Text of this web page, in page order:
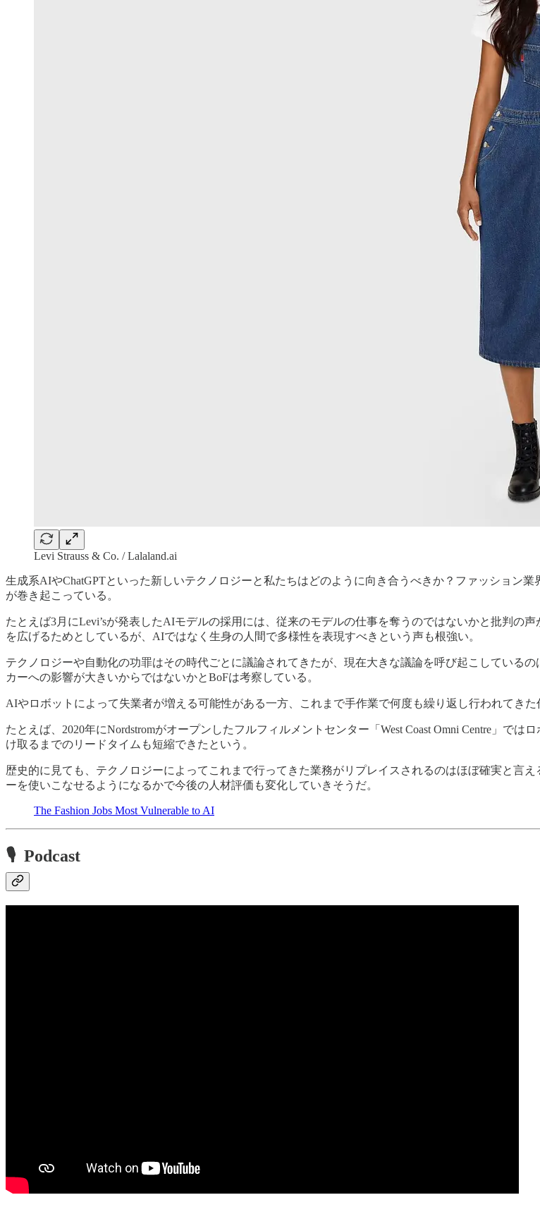
Levi Strauss & Co. / Lalaland.ai
生成系AIやChatGPTといった新しいテクノロジーと私たちはどのように向き合うべきか？ファッション
が巻き起こっている。
たとえば3月にLevi’sが発表したAIモデルの採用には、従来のモデルの仕事を奪うのではないかと批判の
を広げるためとしているが、AIではなく生身の人間で多様性を表現すべきという声も根強い。
テクノロジーや自動化の功罪はその時代ごとに議論されてきたが、現在大きな議論を呼び起こしている
カーへの影響が大きいからではないかとBoFは考察している。
AIやロボットによって失業者が増える可能性がある一方、これまで手作業で何度も繰り返し行われてき
たとえば、2020年にNordstromがオープンしたフルフィルメントセンター「West Coast Omni Centre」で
け取るまでのリードタイムも短縮できたという。
歴史的に見ても、テクノロジーによってこれまで行ってきた業務がリプレイスされるのはほぼ確実と言
ーを使いこなせるようになるかで今後の人材評価も変化していきそうだ。
The Fashion Jobs Most Vulnerable to AI
🎙 Podcast